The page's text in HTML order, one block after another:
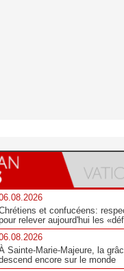
et confucéens:
relever aujourd'hui les
Sainte-Marie-Majeure, la
encore sur le monde